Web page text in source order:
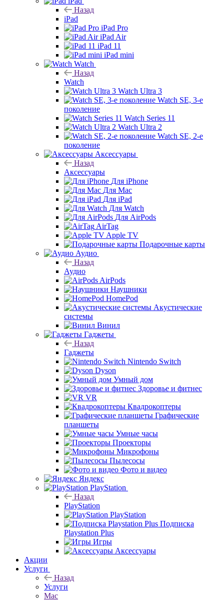
Назад
iPad
iPad Pro
iPad Air
iPad 11
iPad mini
Watch
Назад
Watch
Watch Ultra 3
Watch SE, 3-е
поколение
Watch Series 11
Watch Ultra 2
Watch SE, 2-е
поколение
Аксессуары
Назад
Аксессуары
Для iPhone
Для Mac
Для iPad
Для Watch
Для AirPods
AirTag
Apple TV
Подарочные карты
Аудио
Назад
Аудио
AirPods
Наушники
HomePod
Акустические
системы
Винил
Гаджеты
Назад
Гаджеты
Nintendo Switch
Dyson
Умный дом
Здоровье и фитнес
VR
Квадрокоптеры
Графические
планшеты
Умные часы
Проекторы
Микрофоны
Пылесосы
Фото и видео
Яндекс
PlayStation
Назад
PlayStation
PlayStation
Подписка
Playstation Plus
Игры
Аксессуары
Акции
Услуги
Назад
Услуги
Mac